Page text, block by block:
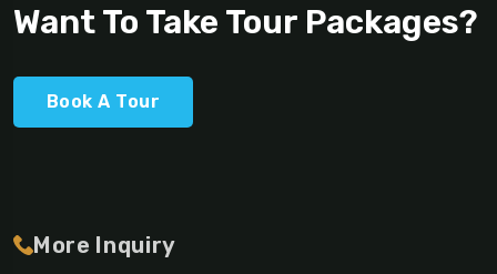
Want To Take Tour Packages?
Book A Tour
More Inquiry